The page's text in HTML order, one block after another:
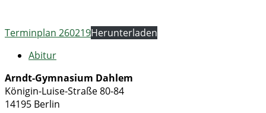
Terminplan 260219Herunterladen
Abitur
Arndt-Gymnasium Dahlem
Königin-Luise-Straße 80-84
14195 Berlin